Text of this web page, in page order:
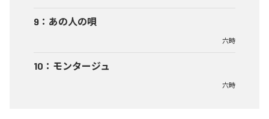
9 ： あの人の唄
六時
10 ： モンタージュ
六時